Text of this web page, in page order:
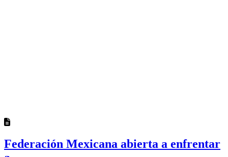
Federación Mexicana abierta a enfrentar